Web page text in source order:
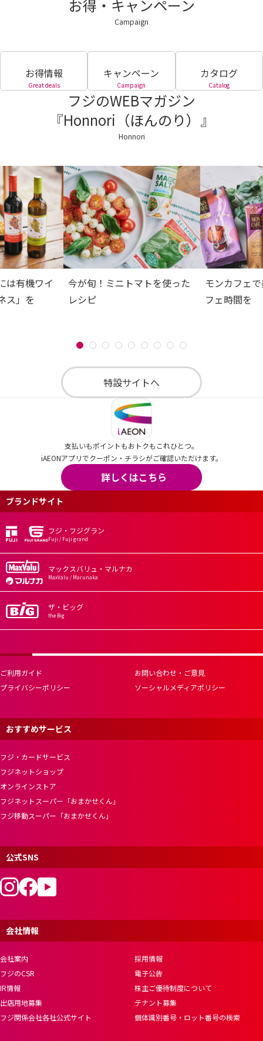
お得・キャンペーン
Campaign
お得情報
Great deals
キャンペーン
Campaign
カタログ
Catalog
フジのWEBマガジン
『Honnori（ほんのり）』
Honnori
は有機ワイ
ス」を
今が旬！ミニトマトを使った
レシピ
モンカフェ
フェ時間を
特設サイトへ
支払いもポイントもおトクもこれひとつ。
iAEONアプリでクーポン・チラシがご確認いただけます。
詳しくはこちら
ブランドサイト
フジ・フジグラン
Fuji / Fuji grand
マックスバリュ・マルナカ
MaxValu / Marunaka
ザ・ビッグ
the Big
ご利用ガイド
お問い合わせ・ご意見
プライバシーポリシー
ソーシャルメディアポリシー
おすすめサービス
フジ・カードサービス
フジネットショップ
オンラインストア
フジネットスーパー「おまかせくん」
フジ移動スーパー「おまかせくん」
公式SNS
会社情報
会社案内
採用情報
フジのCSR
電子公告
IR情報
株主ご優待制度について
出店用地募集
テナント募集
フジ関係会社各社公式サイト
個体識別番号・ロット番号の検索